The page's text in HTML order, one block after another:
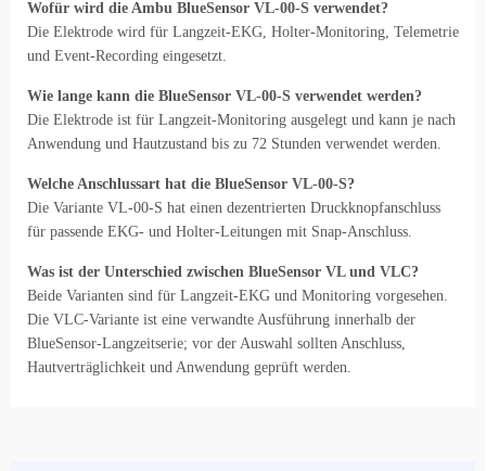
Wofür wird die Ambu BlueSensor VL-00-S verwendet?
Die Elektrode wird für Langzeit-EKG, Holter-Monitoring, Telemetrie
und Event-Recording eingesetzt.
Wie lange kann die BlueSensor VL-00-S verwendet werden?
Die Elektrode ist für Langzeit-Monitoring ausgelegt und kann je nach
Anwendung und Hautzustand bis zu 72 Stunden verwendet werden.
Welche Anschlussart hat die BlueSensor VL-00-S?
Die Variante VL-00-S hat einen dezentrierten Druckknopfanschluss
für passende EKG- und Holter-Leitungen mit Snap-Anschluss.
Was ist der Unterschied zwischen BlueSensor VL und VLC?
Beide Varianten sind für Langzeit-EKG und Monitoring vorgesehen.
Die VLC-Variante ist eine verwandte Ausführung innerhalb der
BlueSensor-Langzeitserie; vor der Auswahl sollten Anschluss,
Hautverträglichkeit und Anwendung geprüft werden.